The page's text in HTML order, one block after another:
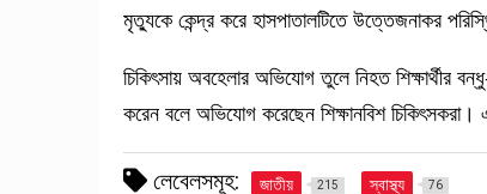
মৃত্যুকে কেন্দ্র করে হাসপাতালটিতে উত্তেজনাকর
চিকিৎসায় অবহেলার অভিযোগ তুলে নিহত শিক্ষার্থীর
করেন বলে অভিযোগ করেছেন শিক্ষানবিশ চিকিৎসকরা।
লেবেলসমূহ: জাতীয় 215 স্বাস্থ্য 76